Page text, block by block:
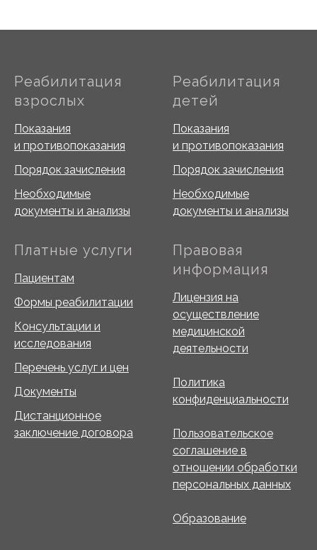
Реабилитация
взрослых
Показания
и противопоказания
Порядок зачисления
Необходимые
документы и анализы
Реабилитация
детей
Показания
и противопоказания
Порядок зачисления
Необходимые
документы и анализы
Платные услуги
Пациентам
Формы реабилитации
Консультации и
исследования
Перечень услуг и цен
Документы
Дистанционное
заключение договора
Правовая
информация
Лицензия на
осуществление
медицинской
деятельности
Политика
конфиденциальности
Пользовательское
соглашение в
отношении обработки
персональных данных
Образование